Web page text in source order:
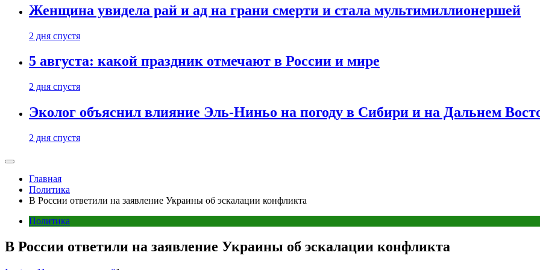
Женщина увидела рай и ад на грани смерти и стала мультимиллионершей
2 дня спустя
5 августа: какой праздник отмечают в России и мире
2 дня спустя
Эколог объяснил влияние Эль-Ниньо на погоду в Сибири и на Дальнем
2 дня спустя
Главная
Политика
В России ответили на заявление Украины об эскалации конфликта
Политика
В России ответили на заявление Украины об эскалации конфликта